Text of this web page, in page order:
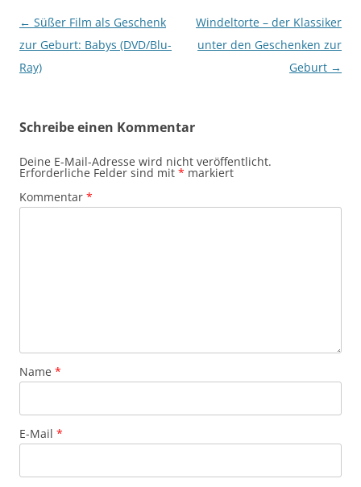
Beitragsnavigation
← Süßer Film als Geschenk
zur Geburt: Babys (DVD/Blu-
Ray)
Windeltorte – der Klassiker
unter den Geschenken zur
Geburt →
Schreibe einen Kommentar
Deine E-Mail-Adresse wird nicht veröffentlicht.
Erforderliche Felder sind mit * markiert
Kommentar *
Name *
E-Mail *